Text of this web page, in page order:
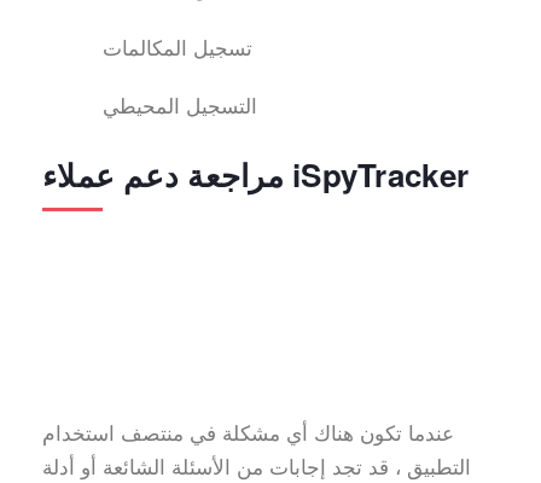
تسجيل المكالمات
التسجيل المحيطي
مراجعة دعم عملاء iSpyTracker
عندما تكون هناك أي مشكلة في منتصف استخدام
التطبيق ، قد تجد إجابات من الأسئلة الشائعة أو أدلة